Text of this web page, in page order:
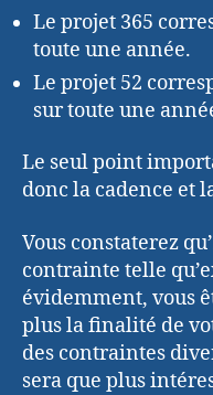
Le projet 365
toute une année.
Le projet 52
sur toute une
Le seul point
donc la cadence et
Vous constaterez
contrainte telle
évidemment, vous
plus la finalité de
des contraintes
sera que plus